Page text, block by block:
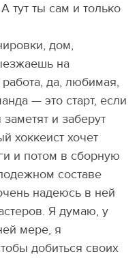
тут ты сам и только
дом,
на
да, любимая,
— это старт, если
и заберут
хоккеист хочет
и потом в сборную
составе
надеюсь в ней
Я думаю, у
мере, я
добиться своих